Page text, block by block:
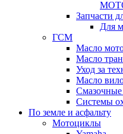
Запчасти
Для
ГСМ
Масло
Масло
Уход за
Масло
Системы
По земле и асфальту
Мотоциклы